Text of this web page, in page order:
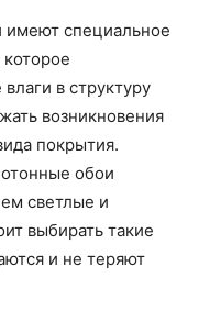
имеют специальное
в структуру
возникновения
покрытия.
обои
светлые и
выбирать такие
и не теряют